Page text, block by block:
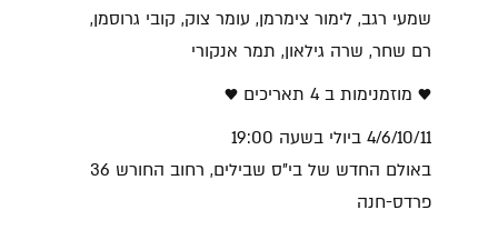
שמעי רגב, לימור צימרמן, עומר צוק, קובי גרוסמן,
רם שחר, שרה גילאון, תמר אנקורי
♥️ מוזמנימות ב 4 תאריכים ♥️
4/6/10/11 ביולי בשעה 19:00
באולם החדש של בי"ס שבילים, רחוב החורש 36
פרדס-חנה